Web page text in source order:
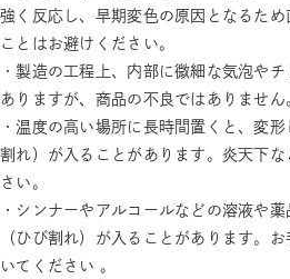
強く反応し、早期変色の原因となるため
ことはお避けください。
・製造の工程上、内部に微細な気泡や
ありますが、商品の不良ではありません
・温度の高い場所に長時間置くと、変
割れ）が入ることがあります。炎天下
さい。
・シンナーやアルコールなどの溶液や
（ひび割れ）が入ることがあります。
いてください 。